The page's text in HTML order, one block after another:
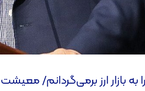
بازار ارز برمی‌گردانم/